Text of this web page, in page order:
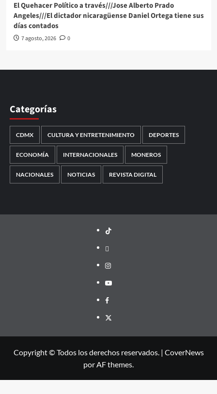
El Quehacer Político a través///Jose Alberto Prado
Angeles///El dictador nicaragüense Daniel Ortega tiene sus
días contados
7 agosto, 2026 0
Categorías
CDMX CULTURA Y ENTRETENIMIENTO DEPORTES
ECONOMÍA INTERNACIONALES MONEROS
NACIONALES NOTICIAS REVISTA DIGITAL
TikTok
threads
Instagram
Youtube
Facebook
X
Copyright © Todos los derechos reservados. | CoverNews
por AF themes.